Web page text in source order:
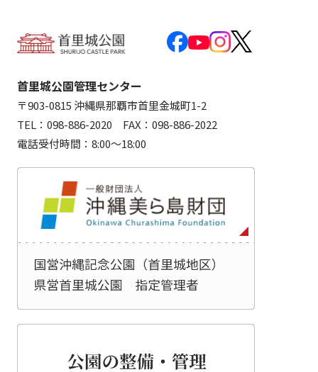
首里城公園管理センター
〒903-0815 沖縄県那覇市首里金城町1-2
TEL：098-886-2020 FAX：098-886-2022
電話受付時間：8:00～18:00